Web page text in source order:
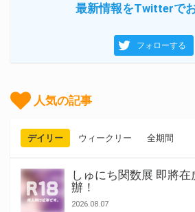
最新情報をTwitterで
フォローする
人気の記事
デイリー ウィークリー 全期間
しゅにち関数展 即將
辦！
2026.08.07